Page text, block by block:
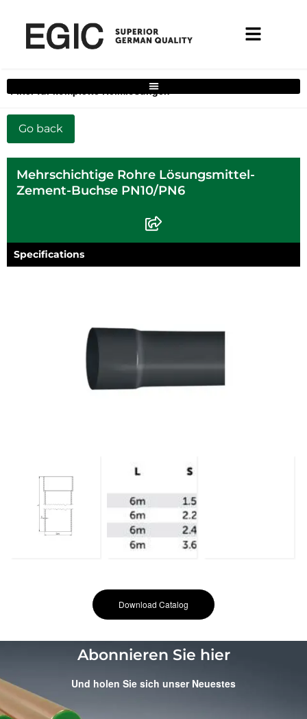
Filter für komplette Heimlösungen
Mehrschichtige Rohre Lösungsmittel-
Zement-Buchse PN10/PN6
Specifications
Download Catalog
Abonnieren Sie hier
Und holen Sie sich unser Neuestes